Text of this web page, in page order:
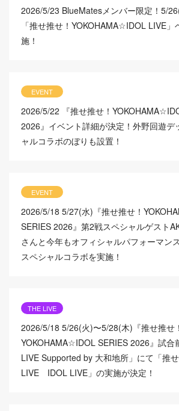
2026/5/23 BlueMatesメンバー限定！5/
「推せ推せ！YOKOHAMA☆IDOL LIVE
施！
EVENT
2026/5/22
『推せ推せ！
2026』イベント詳細が決定！外野回遊デ
ャルコラボのぼりも設置！
EVENT
2026/5/18 5/27(水)『推せ推せ！
SERIES 2026』第2戦スペシャルゲスト
さんと今年もオフィシャルパフォーマン
スペシャルコラボを実施！
THE LIVE
2026/5/18 5/26(火)〜5/28(木)『推せ推せ！
YOKOHAMA☆IDOL SERIES 2026』試合
LIVE Supported by 大和地所」にて「推
LIVE IDOL LIVE」の実施が決定！